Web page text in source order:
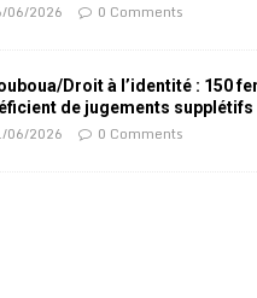
06/2026 0 Comments
Droit à l’identité : 150
de jugements supplétifs
06/2026 0 Comments